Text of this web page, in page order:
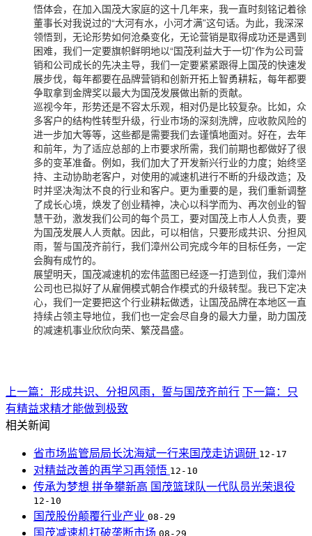
悟体会，在加入国茂大家庭的这十几年来，我一直时刻铭记着徐
董事长对我说过的“大河有水，小河才满”这句话。为此，我深深
领悟到，无论形势如何沧桑变化，无论营销是取得成功还是遇到
困难，我们一定要旗帜鲜明地以“国茂利益大于一切”作为公司营
销和公司成长的先决主导，我们一定要紧紧跟得上国茂的快速发
展步伐，每年都要在品牌营销和创新开拓上智勇耕耘，每年都要
争取拿到金牌奖以最大为国茂发展做出新的贡献。
巡视今年，形势还是不容太乐观，相对仍是比较复杂。比如，众
多客户的结构性转型升级，行业市场的深刻洗牌，应收款风险的
进一步加大等等，这些都是需要我们去谨慎地面对。好在，去年
和前年，为了适应总部的上市要求所需，我们前期也都做好了很
多的变革准备。例如，我们加大了开发新兴行业的力度；始终坚
持、主动协助老客户，对使用的减速机进行不断的升级改造；及
时并坚决淘汰不良的行业和客户。更为重要的是，我们重新调整
了成长心境，焕发了创业精神，决心以科学而为、再次创业的智
慧干劲，激发我们公司的每个员工，要对国茂上市人人负责，要
为国茂发展人人贡献。因此，可以相信，只要形成共识、分担风
雨，誓与国茂齐前行，我们漳州公司完成今年的目标任务，一定
会胸有成竹的。
展望明天，国茂减速机的宏伟蓝图已经逐一打造到位，我们漳州
公司也已拟好了从雇佣模式朝合作模式的升级转型。我已下定决
心，我们一定要把这个行业耕耘做透，让国茂品牌在本地区一直
持续占领主导地位，我们也一定会尽自身的最大力量，助力国茂
的减速机事业欣欣向荣、繁茂昌盛。
上一篇：形成共识、分担风雨，誓与国茂齐前行 下一篇：只
有精益求精才能做到极致
相关新闻
省市场监管局局长沈海斌一行来国茂走访调研 12-17
对精益改善的再学习再领悟 12-10
传承为梦想 拼争攀新高 国茂篮球队一代队员光荣退役
12-10
国茂股份颠覆行业产业 08-29
国茂减速机打破垄断市场 08-29